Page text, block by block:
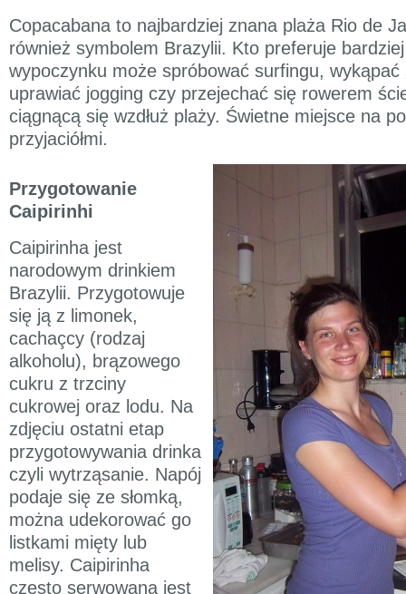
Copacabana to najbardziej znana plaża Rio de
również symbolem Brazylii. Kto preferuje
wypoczynku może spróbować surfingu, wykąpać
uprawiać jogging czy przejechać się rowerem
ciągnącą się wzdłuż plaży. Świetne miejsce na
przyjaciółmi.
Przygotowanie
Caipirinhi
Caipirinha jest
narodowym drinkiem
Brazylii. Przygotowuje
się ją z limonek,
cachaçcy (rodzaj
alkoholu), brązowego
cukru z trzciny
cukrowej oraz lodu. Na
zdjęciu ostatni etap
przygotowywania drinka
czyli wytrząsanie. Napój
podaje się ze słomką,
można udekorować go
listkami mięty lub
melisy. Caipirinha
często serwowana jest